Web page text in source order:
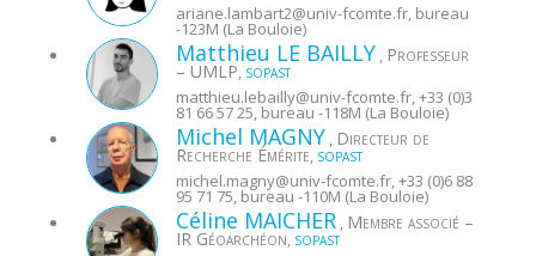
ariane.lambart2@univ-fcomte.fr, bureau
-123M (La Bouloie)
Matthieu LE BAILLY Professeur
– UMLP SOPAST
matthieu.lebailly@univ-fcomte.fr, +33 (0)3
81 66 57 25, bureau -118M (La Bouloie)
Michel MAGNY Directeur de
Recherche Émérite SOPAST
michel.magny@univ-fcomte.fr, +33 (0)6 88
95 71 75, bureau -110M (La Bouloie)
Céline MAICHER Membre associé –
IR Géoarchéon SOPAST